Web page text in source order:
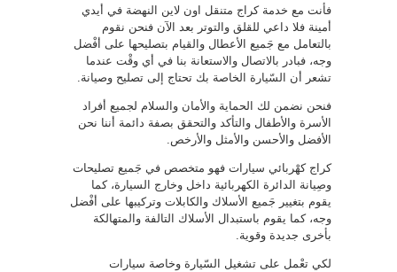
فأنت مع خدمة كراج متنقل اون لاين النهضة في أيدي
أمينة فلا داعي للقلق والتوتر بعد الآن فنحن نقوم
بالتعامل مع جَميع الأعطال والقيام بتصليحها على أفْضل
وجه، فبادر بالاتصال والاستعانة بنا في أي وقْت عندما
تشعر أن السّيارة الخاصة بك تحتاج إلى تصليح وصيانة.
فنحن نضمن لك الحماية والأمان والسلام لجميع أفراد
الأسرة والأطفال والتأكد والتحقق بصفة دائمة أننا نحن
الأفضل والأحسن والأمثل والأرخص.
كراج كهْربائي سيارات فهو متخصص في جَميع تصليحات
وصِيانة الدائرة الكهربائية داخل وخارج السيارة، كما
يقوم بتغيير جَميع الأسلاك والكابلات وتركيبها على أفْضل
وجه، كما يقوم باستبدال الأسلاك التالفة والمتهالكة
بأخرى جديدة وقوية.
لكي تعْمل على تشغيل السّيارة وخاصة سيارات